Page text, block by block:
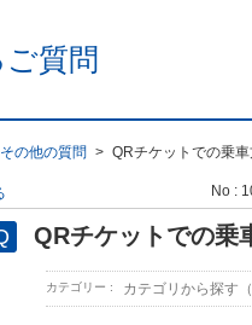
質問
の他の質問 > QRチケットでの乗車
No :
QRチケットでの乗
カテゴリー : カテゴリから探す